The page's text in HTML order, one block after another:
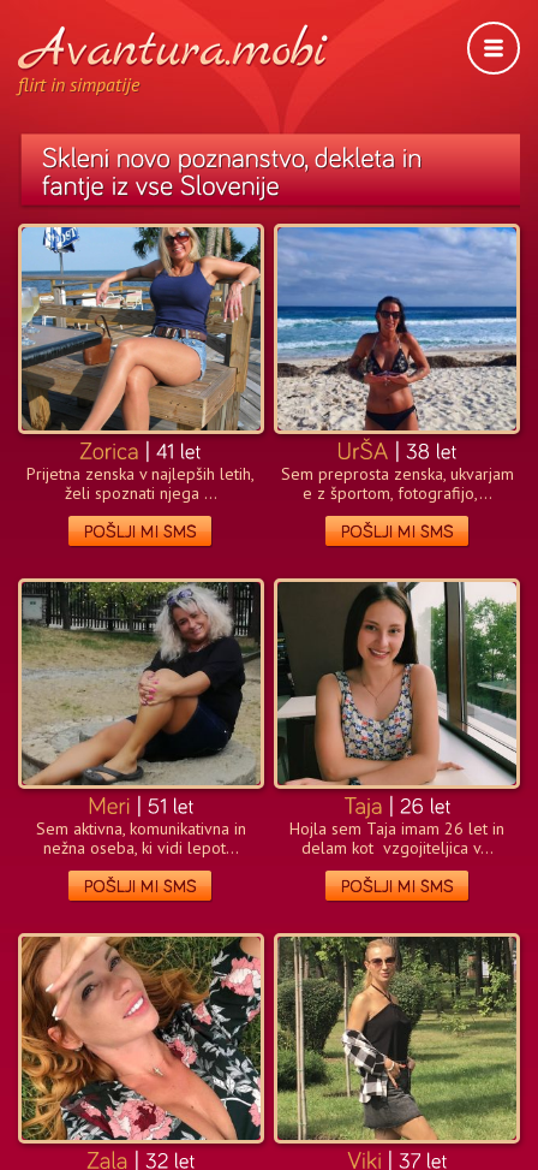
flirt in simpatije
Prijetna zenska v najlepših letih,
želi spoznati njega ...
Sem preprosta zenska, ukvarjam
e z športom, fotografijo,...
Sem aktivna, komunikativna in
nežna oseba, ki vidi lepot...
Hojla sem Taja imam 26 let in
delam kot vzgojiteljica v...